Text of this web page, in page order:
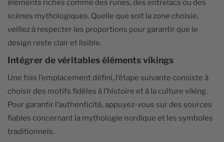
éléments riches comme des runes, des entrelacs ou des
scènes mythologiques. Quelle que soit la zone choisie,
veillez à respecter les proportions pour garantir que le
design reste clair et lisible.
Intégrer de véritables éléments vikings
Une fois l’emplacement défini, l’étape suivante consiste à
choisir des motifs fidèles à l’histoire et à la culture viking.
Pour garantir l’authenticité, appuyez-vous sur des sources
fiables concernant la mythologie nordique et les symboles
traditionnels.